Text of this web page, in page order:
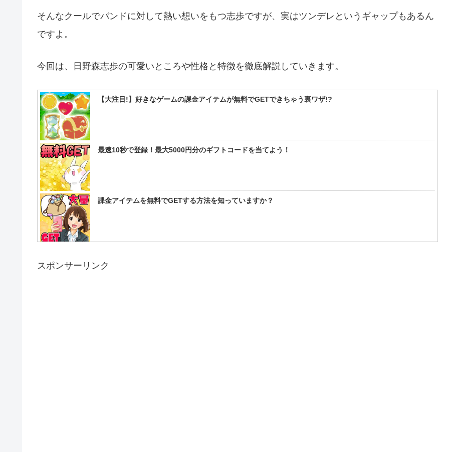
そんなクールでバンドに対して熱い想いをもつ志歩ですが、実はツンデレというギャップもあるん
ですよ。
今回は、日野森志歩の可愛いところや性格と特徴を徹底解説していきます。
【大注目!】好きなゲームの課金アイテムが無料でGETできちゃう裏ワザ!?
最速10秒で登録！最大5000円分のギフトコードを当てよう！
課金アイテムを無料でGETする方法を知っていますか？
スポンサーリンク